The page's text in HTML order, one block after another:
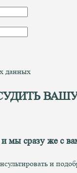
данных
и мы сразу же с
и